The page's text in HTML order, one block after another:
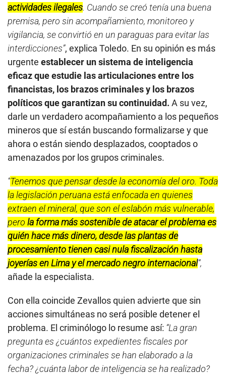
actividades ilegales. Cuando se creó tenía una buena
premisa, pero sin acompañamiento, monitoreo y
vigilancia, se convirtió en un paraguas para evitar las
interdicciones”, explica Toledo. En su opinión es más
urgente establecer un sistema de inteligencia
eficaz que estudie las articulaciones entre los
financistas, los brazos criminales y los brazos
políticos que garantizan su continuidad. A su vez,
darle un verdadero acompañamiento a los pequeños
mineros que sí están buscando formalizarse y que
ahora o están siendo desplazados, cooptados o
amenazados por los grupos criminales.
“Tenemos que pensar desde la economía del oro. Toda
la legislación peruana está enfocada en quienes
extraen el mineral, que son el eslabón más vulnerable,
pero la forma más sostenible de atacar el problema es
quién hace más dinero, desde las plantas de
procesamiento tienen casi nula fiscalización hasta
joyerías en Lima y el mercado negro internacional”,
añade la especialista.
Con ella coincide Zevallos quien advierte que sin
acciones simultáneas no será posible detener el
problema. El criminólogo lo resume así: “La gran
pregunta es ¿cuántos expedientes fiscales por
organizaciones criminales se han elaborado a la
fecha? ¿cuánta labor de inteligencia se ha realizado?